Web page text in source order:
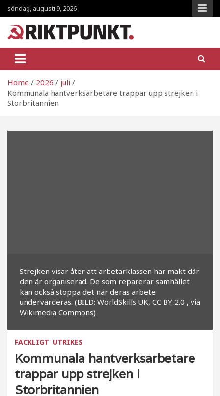
Skip
to
content
söndag, augusti 9, 2026
RiktpunKt.nu
Home 2026
juli
Kommunala hantverksarbetare trappar upp strejken i
Storbritannien
Strejken visar åter att arbetarklassen har makt där
den är organiserad. De som reparerar samhället
kan också stoppa det när deras arbete
undervärderas. (BILD: WorldSkills UK, CC BY 2.0 , via
Wikimedia Commons)
FACKLIGT UTRIKES
Kommunala hantverksarbetare
trappar upp strejken i
Storbritannien